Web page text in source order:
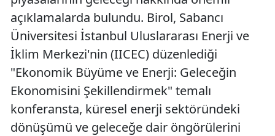
açıklamalarda bulundu. Birol, Sabancı
Üniversitesi İstanbul Uluslararası Enerji ve
İklim Merkezi'nin (IICEC) düzenlediği
"Ekonomik Büyüme ve Enerji: Geleceğin
Ekonomisini Şekillendirmek" temalı
konferansta, küresel enerji sektöründeki
dönüşümü ve geleceğe dair öngörülerini